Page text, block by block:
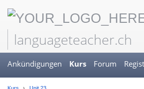
languageteacher.ch
Ankündigungen Kurs Forum